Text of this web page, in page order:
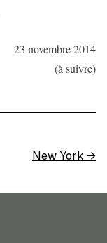
23 novembre 2014
(à suivre)
New York →